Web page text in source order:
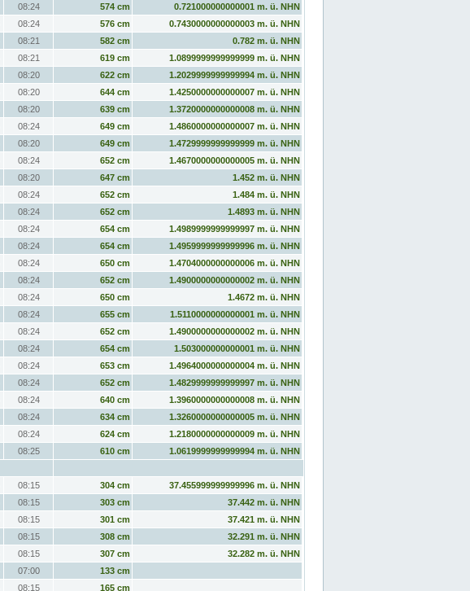
08:24 574 cm
0.721000000000001 m. ü. NHN
08:24 576 cm
0.7430000000000003 m. ü. NHN
08:21 582 cm
0.782 m. ü. NHN
08:21 619 cm
1.0899999999999999 m. ü. NHN
08:20 622 cm
1.2029999999999994 m. ü. NHN
08:20 644 cm
1.4250000000000007 m. ü. NHN
08:20 639 cm
1.3720000000000008 m. ü. NHN
08:24 649 cm
1.4860000000000007 m. ü. NHN
08:20 649 cm
1.4729999999999999 m. ü. NHN
08:24 652 cm
1.4670000000000005 m. ü. NHN
08:20 647 cm
1.452 m. ü. NHN
08:24 652 cm
1.484 m. ü. NHN
08:24 652 cm
1.4893 m. ü. NHN
08:24 654 cm
1.4989999999999997 m. ü. NHN
08:24 654 cm
1.4959999999999996 m. ü. NHN
08:24 650 cm
1.4704000000000006 m. ü. NHN
08:24 652 cm
1.4900000000000002 m. ü. NHN
08:24 650 cm
1.4672 m. ü. NHN
08:24 655 cm
1.5110000000000001 m. ü. NHN
08:24 652 cm
1.4900000000000002 m. ü. NHN
08:24 654 cm
1.503000000000001 m. ü. NHN
08:24 653 cm
1.4964000000000004 m. ü. NHN
08:24 652 cm
1.4829999999999997 m. ü. NHN
08:24 640 cm
1.3960000000000008 m. ü. NHN
08:24 634 cm
1.3260000000000005 m. ü. NHN
08:24 624 cm
1.2180000000000009 m. ü. NHN
08:25 610 cm
1.0619999999999994 m. ü. NHN
08:15 304 cm
37.455999999999996 m. ü. NHN
08:15 303 cm
37.442 m. ü. NHN
08:15 301 cm
37.421 m. ü. NHN
08:15 308 cm
32.291 m. ü. NHN
08:15 307 cm
32.282 m. ü. NHN
07:00
133 cm
08:15 165 cm